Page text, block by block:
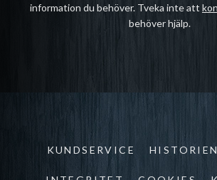
information du behöver. Tveka inte att
behöver hjälp.
KUNDSERVICE